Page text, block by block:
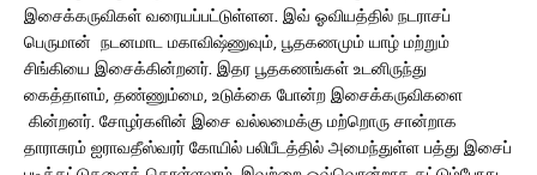
இசைக்கருவிகள் வரையப்பட்டுள்ளன. இவ் ஓவியத்தில் நடராசப்
பெருமான் நடனமாட மகாவிஷ்ணுவும், பூதகணமும் யாழ் மற்றும்
சிங்கியை இசைக்கின்றனர். இதர பூதகணங்கள் உடனிருந்து
கைத்தாளம், தண்ணும்மை, உடுக்கை போன்ற இசைக்கருவிகளை
கின்றனர். சோழர்களின் இசை வல்லமைக்கு மற்றொரு சான்றாக
தாராசுரம் ஐராவதீஸ்வரர் கோயில் பலிபீடத்தில் அமைந்துள்ள பத்து இசைப்